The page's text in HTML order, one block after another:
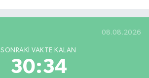
08.08.2026
SONRAKI VAKTE KALAN
30:33